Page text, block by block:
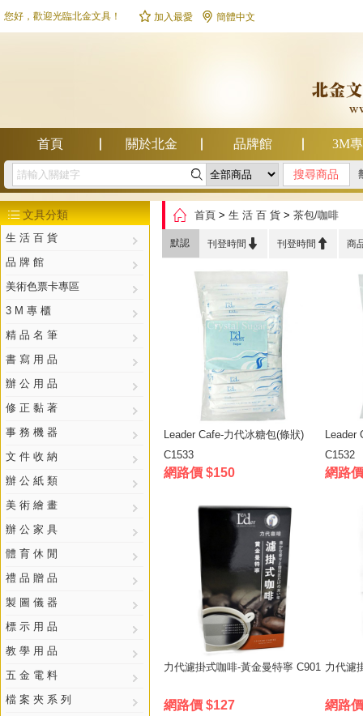
您好，歡迎光臨北金文具！  加入最愛  簡體中文
首頁 關於北金 品牌館 3M
幫助中心 
文具分類
生 活 百 貨
品 牌 館
美術色票卡專區
3 M 專 櫃
精 品 名 筆
書 寫 用 品
辦 公 用 品
修 正 黏 著
事 務 機 器
文 件 收 納
辦 公 紙 類
美 術 繪 畫
辦 公 家 具
體 育 休 閒
禮 品 贈 品
製 圖 儀 器
標 示 用 品
教 學 用 品
五 金 電 料
檔 案 夾 系 列
 首頁 > 生 活 百 貨 > 茶包/咖啡
默認 刊登時間  刊登時間  商
Leader Cafe-力代冰糖包(條狀)
C1533
網路價 $150
Leader
C1532
網路
力代濾掛式咖啡-黃金曼特寧 C901
網路價 $127
力代濾
網路